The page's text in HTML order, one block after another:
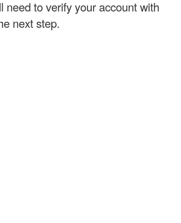
need to verify your account with
next step.